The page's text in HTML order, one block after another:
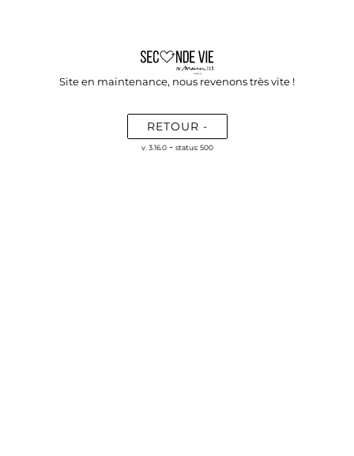
Site en maintenance, nous revenons très vite !
RETOUR -
v. 3.16.0- status: 500